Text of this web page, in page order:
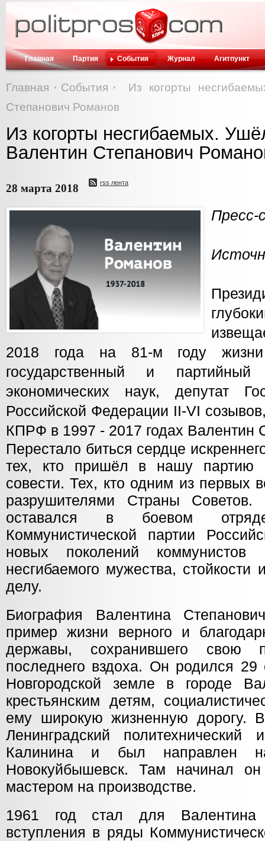
Главная Партия События Журнал Агитпункт
Главная События
Из когорты
Степанович Романов
Из когорты несгибаемых.
Валентин Степанович
28 марта 2018 rss лента
2018 года на 81-м году жизни
государственный и партийный
экономических наук, депутат
Российской Федерации II-VI
КПРФ в 1997 - 2017 годах Валентин
Перестало биться сердце
тех, кто пришёл в нашу
совести. Тех, кто одним из первых
разрушителями Страны
оставался в боевом
Коммунистической партии
новых поколений
несгибаемого мужества, стойкости
делу.
Биография Валентина
пример жизни верного и
державы, сохранившего свою
последнего вздоха. Он родился 29
Новгородской земле в городе
крестьянским детям,
ему широкую жизненную дорогу.
Ленинградский
Калинина и был направлен
Новокуйбышевск. Там начинал
мастером на производстве.
1961 год стал для Валентина
вступления в ряды